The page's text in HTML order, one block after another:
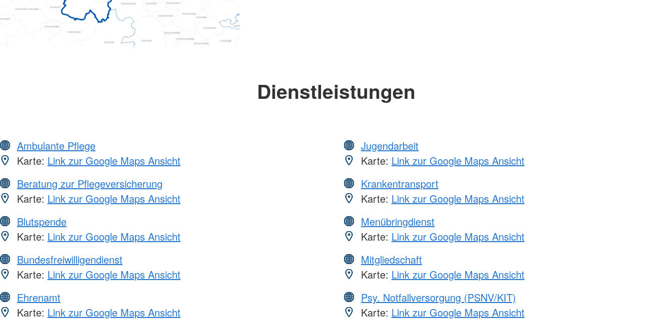
Dienstleistungen
Ambulante Pflege
Karte: Link zur Google Maps Ansicht
Beratung zur Pflegeversicherung
Karte: Link zur Google Maps Ansicht
Blutspende
Karte: Link zur Google Maps Ansicht
Bundesfreiwilligendienst
Karte: Link zur Google Maps Ansicht
Ehrenamt
Karte: Link zur Google Maps Ansicht
Jugendarbeit
Karte: Link zur Google Maps Ansicht
Krankentransport
Karte: Link zur Google Maps Ansicht
Menübringdienst
Karte: Link zur Google Maps Ansicht
Mitgliedschaft
Karte: Link zur Google Maps Ansicht
Psy. Notfallversorgung (PSNV/KIT)
Karte: Link zur Google Maps Ansicht